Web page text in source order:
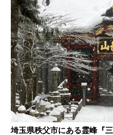
埼玉県秩父市にある霊峰『